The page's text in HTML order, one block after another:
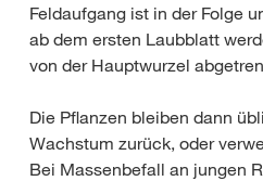
Feldaufgang ist in der Folge
ab dem ersten Laubblatt
von der Hauptwurzel
Die Pflanzen bleiben dann
Wachstum zurück, oder
Bei Massenbefall an jungen